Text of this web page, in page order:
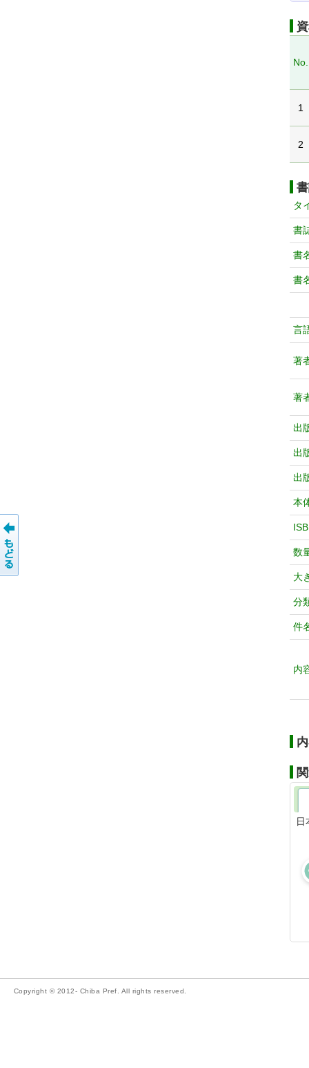
No.
1
2
タ
書
書
書
言
著
著
出
出
出
本
数
大
分
件
内
Copyright © 2012- Chiba Pref. All rights reserved.